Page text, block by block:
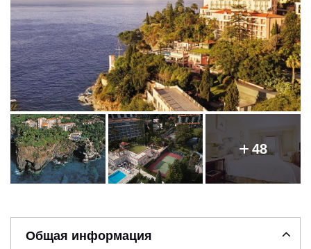
48
Общая информация